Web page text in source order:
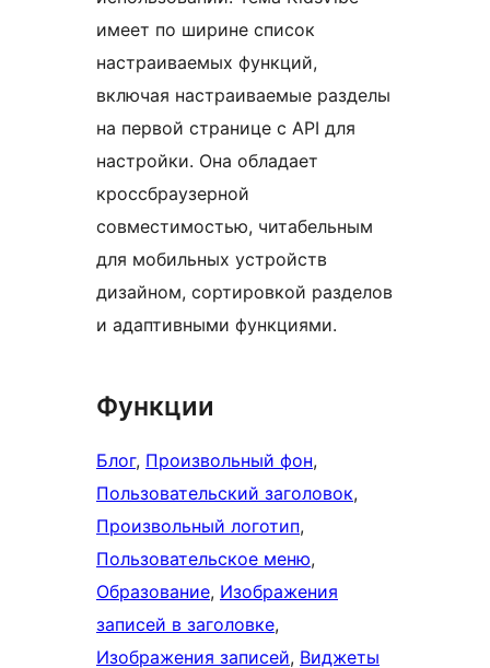
имеет по ширине список
настраиваемых функций,
включая настраиваемые разделы
на первой странице с API для
настройки. Она обладает
кроссбраузерной
совместимостью, читабельным
для мобильных устройств
дизайном, сортировкой разделов
и адаптивными функциями.
Функции
Блог, Произвольный фон
Пользовательский заголовок
Произвольный логотип
Пользовательское меню
Образование, Изображения
записей в заголовке
Изображения записей, Виджеты